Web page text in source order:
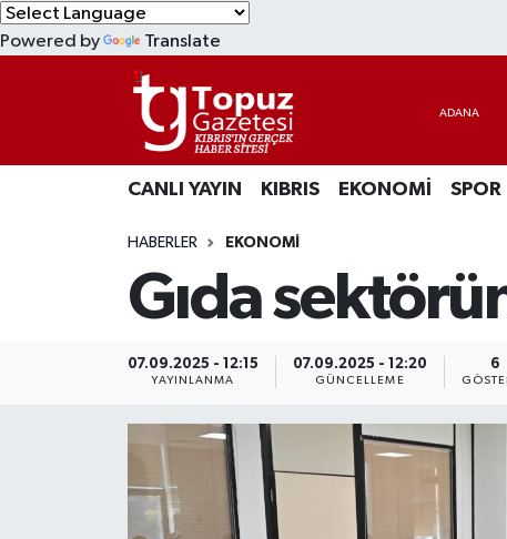
Powered by Translate
CANLI YAYIN KIBRIS EKONOMİ SPOR
HABERLER EKONOMİ
Gıda
07.09.2025 - 12:15
YAYINLANMA
07.09.2025 - 12:20
GÜNCELLEME
6
EKONOMİ
MAGAZİN
TEKNOLOJİ
Lefkoşa Nöbetçi Eczaneler
Lefkoşa Hava Durumu
Lefkoşa Trafik Yoğunluk Haritası
Süper Lig Puan Durumu ve Fikstür
Tüm Manşetler
Son Dakika Haberleri
Haber Arşivi